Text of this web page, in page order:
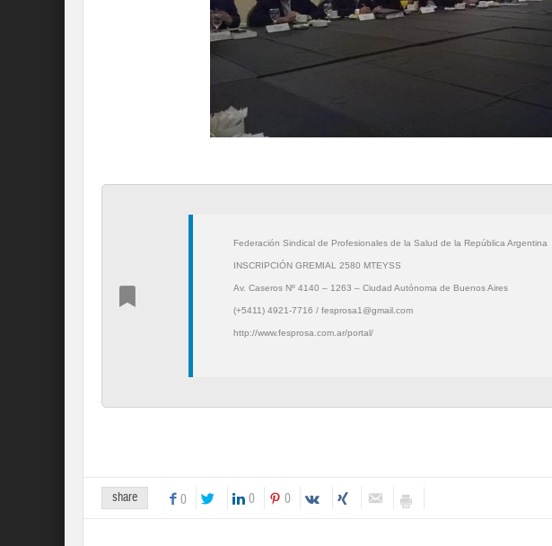
Federación Sindical de Profesionales de la Salud de la República Argentina
INSCRIPCIÓN GREMIAL 2580 MTEYSS
Av. Caseros Nº 4140 – 1263 – Ciudad Autónoma de Buenos Aires
(+5411) 4921-7716 / fesprosa1@gmail.com
http://www.fesprosa.com.ar/portal/
share 0 0 0